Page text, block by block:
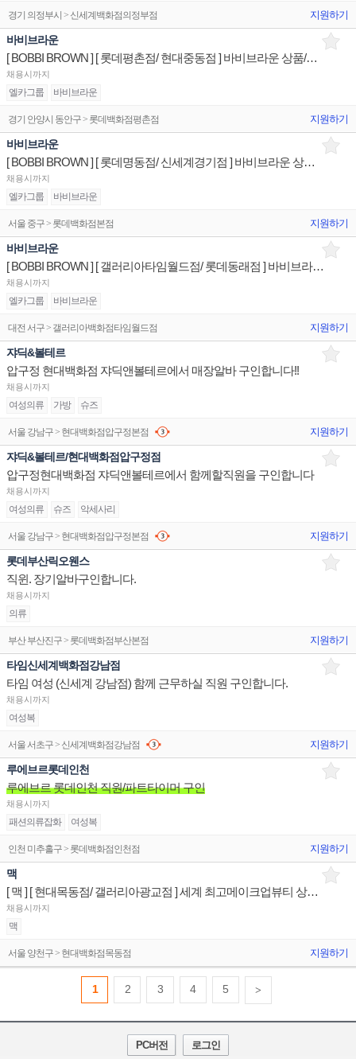
경기 의정부시 > 신세계백화점의정부점 지원하기
바비브라운
[ BOBBI BROWN ] [ 롯데평촌점/ 현대중동점 ] 바비브라운 상품/진열/지원 매장판매사원
채용시까지
엘카그룹 바비브라운
경기 안양시 동안구 > 롯데백화점평촌점 지원하기
바비브라운
[ BOBBI BROWN ] [ 롯데명동점/ 신세계경기점 ] 바비브라운 상품/진열/지원 매장판매사원
채용시까지
엘카그룹 바비브라운
서울 중구 > 롯데백화점본점 지원하기
바비브라운
[ BOBBI BROWN ] [ 갤러리아타임월드점/ 롯데동래점 ] 바비브라운 상품/진열/지원 매장판매사원
채용시까지
엘카그룹 바비브라운
대전 서구 > 갤러리아백화점타임월드점 지원하기
쟈딕&볼테르
압구정 현대백화점 쟈딕앤볼테르에서 매장알바 구인합니다!!
채용시까지
여성의류 가방 슈즈
서울 강남구 > 현대백화점압구정본점 지원하기
쟈딕&볼테르/현대백화점압구정점
압구정현대백화점 쟈딕앤볼테르에서 함께할직원을 구인합니다
채용시까지
여성의류 슈즈 악세사리
서울 강남구 > 현대백화점압구정본점 지원하기
롯데부산릭오웬스
직윈. 장기알바구인합니다.
채용시까지
의류
부산 부산진구 > 롯데백화점부산본점 지원하기
타임신세계백화점강남점
타임 여성 (신세계 강남점) 함께 근무하실 직원 구인합니다.
채용시까지
여성복
서울 서초구 > 신세계백화점강남점 지원하기
루에브르롯데인천
루에브르 롯데인천 직원/파트타이머 구인
채용시까지
패션의류잡화 여성복
인천 미추홀구 > 롯데백화점인천점 지원하기
맥
[ 맥 ] [ 현대목동점/ 갤러리아광교점 ] 세계 최고메이크업뷰티 상품/진열/지원 매장판매사원
채용시까지
맥
서울 양천구 > 현대백화점목동점 지원하기
1 2 3 4 5 >
PC버전 로그인